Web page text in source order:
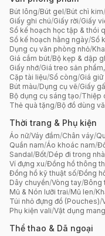
Bút lông/Bút gel/Bút chì kim/
Giấy ghi chú/Giấy rời/Giấy
Sổ kế hoạch học tập & thói
Sổ kế hoạch hằng ngày/Sổ
Dụng cụ văn phòng nhỏ/
Giá cắm bút/Bộ kẹp & dập
Giấy nhớ/Giá treo sản
Cặp tài liệu/Sổ còng/Giá
Bút màu/Dụng cụ vẽ/Giấy
Bộ dụng cụ sáng tạo/Thiệp
Thẻ quà tặng/Bộ đồ dùng
Thời trang & Phụ kiện
Áo nữ/Váy đầm/Chân váy/
Quần nam/Áo khoác nam/
Sandal/Bốt/Dép đi trong nhà
Ví đựng xu/Đồng hồ thông
Đồng hồ kỹ thuật số/Đồng
Dây chuyền/Vòng tay/Bông
Mũ & Nón lưỡi trai/Mũ len/
Túi nhỏ đựng đồ (Pouches)/
Phụ kiện vali/Vật dụng
Thể thao & Dã ngoại